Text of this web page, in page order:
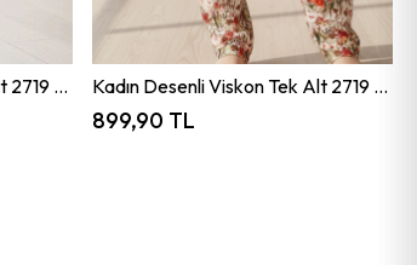
Kadın Desenli Viskon Tek Alt 2719 Desen3 JBR2719.000001 Kadın Desenli Viskon Tek Alt 2719 Desen5 JBR2719.000001
899,90 TL